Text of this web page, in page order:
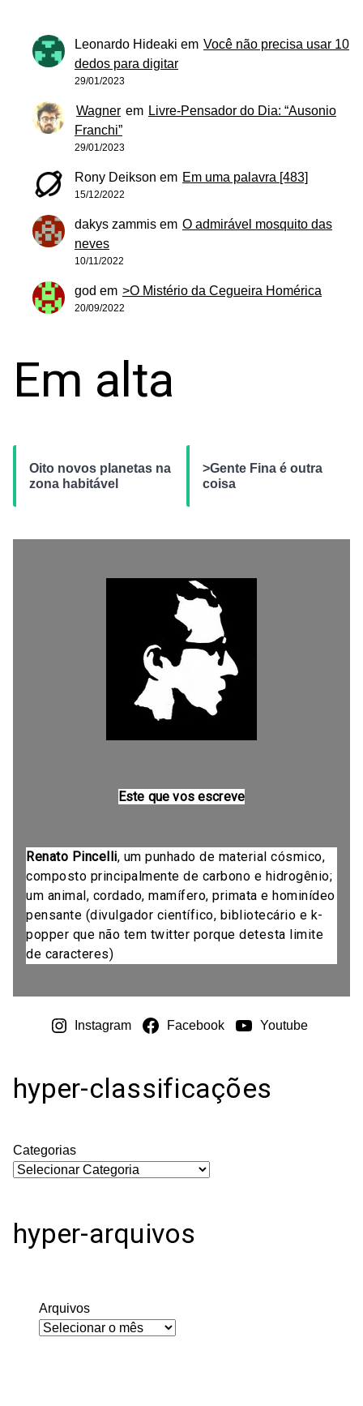
Leonardo Hideaki em Você não precisa usar 10
dedos para digitar
29/01/2023
Wagner em Livre-Pensador do Dia: “Ausonio
Franchi”
29/01/2023
Rony Deikson em Em uma palavra [483]
15/12/2022
dakys zammis em O admirável mosquito das
neves
10/11/2022
god em >O Mistério da Cegueira Homérica
20/09/2022
Em alta
Oito novos planetas na
zona habitável
>Gente Fina é outra
coisa
Este que vos escreve
Renato Pincelli, um punhado de material cósmico,
composto principalmente de carbono e hidrogênio;
um animal, cordado, mamífero, primata e hominídeo
pensante (divulgador científico, bibliotecário e k-
popper que não tem twitter porque detesta limite
de caracteres)
Instagram Facebook Youtube
hyper-classificações
Categorias
hyper-arquivos
Arquivos